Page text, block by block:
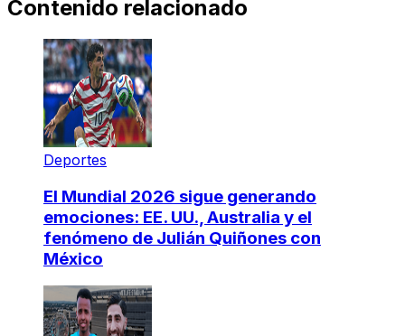
Contenido relacionado
Deportes
El Mundial 2026 sigue generando
emociones: EE. UU., Australia y el
fenómeno de Julián Quiñones con
México